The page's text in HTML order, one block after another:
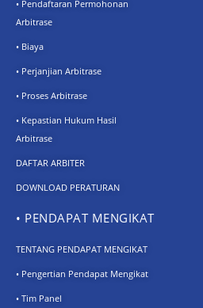
• Pendaftaran Permohonan
Arbitrase
• Biaya
• Perjanjian Arbitrase
• Proses Arbitrase
• Kepastian Hukum Hasil
Arbitrase
DAFTAR ARBITER
DOWNLOAD PERATURAN
• PENDAPAT MENGIKAT
TENTANG PENDAPAT MENGIKAT
• Pengertian Pendapat Mengikat
• Tim Panel